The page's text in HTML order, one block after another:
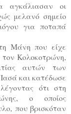
οι
μελανό σημείο
για ποταπά
Μάνη που είχε
τον Κολοκοτρώνη,
αυτών των
και κατέδωσε
ότι στη
ο οποίος
που βρισκόταν